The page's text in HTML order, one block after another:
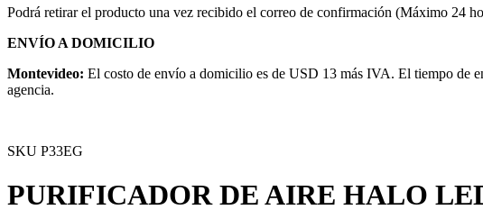
Podrá retirar el producto una vez recibido el correo de confirmación (Máximo 24
ENVÍO A DOMICILIO
Montevideo: El costo de envío a domicilio es de USD 13 más IVA. El tiempo de
agencia.
SKU P33EG
PURIFICADOR DE AIRE HALO